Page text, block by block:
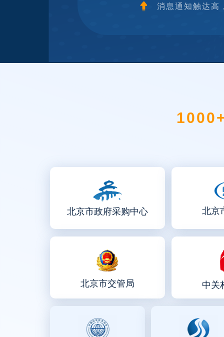
消息通知触达高
北京市政府采购中心 北京
北京市交管局 中关